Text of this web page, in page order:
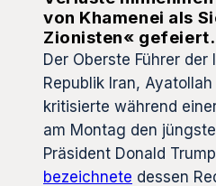
von Khamenei als
Zionisten« gefeiert.
Der Oberste Führer der
Republik Iran,
kritisierte während
am Montag den
Präsident Donald
bezeichnete dessen